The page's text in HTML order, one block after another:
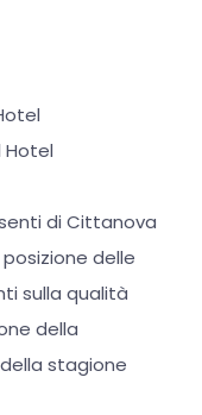
Hotel
di Cittanova
delle
sulla qualità
della
stagione